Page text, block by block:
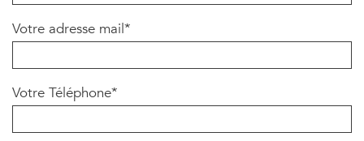
Votre adresse mail*
Votre Téléphone*